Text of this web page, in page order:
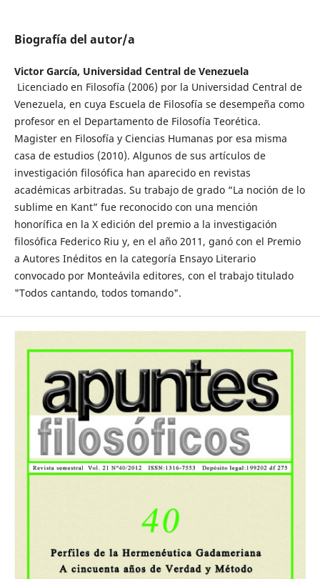
Biografía del autor/a
Victor García, Universidad Central de Venezuela
Licenciado en Filosofía (2006) por la Universidad Central de
Venezuela, en cuya Escuela de Filosofía se desempeña como
profesor en el Departamento de Filosofía Teorética.
Magister en Filosofía y Ciencias Humanas por esa misma
casa de estudios (2010). Algunos de sus artículos de
investigación filosófica han aparecido en revistas
académicas arbitradas. Su trabajo de grado “La noción de lo
sublime en Kant” fue reconocido con una mención
honorífica en la X edición del premio a la investigación
filosófica Federico Riu y, en el año 2011, ganó con el Premio
a Autores Inéditos en la categoría Ensayo Literario
convocado por Monteávila editores, con el trabajo titulado
"Todos cantando, todos tomando".